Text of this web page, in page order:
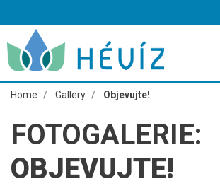
Home Gallery Objevujte!
FOTOGALERIE:
OBJEVUJTE!